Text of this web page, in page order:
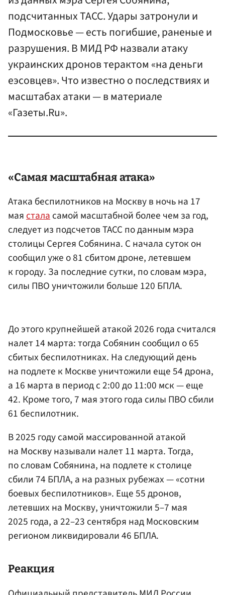
подсчитанных ТАСС. Удары затронули и
Подмосковье — есть погибшие, раненые и
разрушения. В МИД РФ назвали атаку
украинских дронов терактом «на деньги
еэсовцев». Что известно о последствиях и
масштабах атаки — в материале
«Газеты.Ru».
«Самая масштабная атака»
Атака беспилотников на Москву в ночь на 17
маясталасамой масштабной более чем за год,
следует из подсчетов ТАСС по данным мэра
столицы Сергея Собянина. С начала суток он
сообщил уже о 81 сбитом дроне, летевшем
к городу. За последние сутки, по словам мэра,
силы ПВО уничтожили больше 120 БПЛА.
До этого крупнейшей атакой 2026 года считался
налет 14 марта: тогда Собянин сообщил о 65
сбитых беспилотниках. На следующий день
на подлете к Москве уничтожили еще 54 дрона,
а 16 марта в период с 2:00 до 11:00 мск — еще
42. Кроме того, 7 мая этого года силы ПВО сбили
61 беспилотник.
В 2025 году самой массированной атакой
на Москву называли налет 11 марта. Тогда,
по словам Собянина, на подлете к столице
сбили 74 БПЛА, а на разных рубежах — «сотни
боевых беспилотников». Еще 55 дронов,
летевших на Москву, уничтожили 5–7 мая
2025 года, а 22–23 сентября над Московским
регионом ликвидировали 46 БПЛА.
Реакция